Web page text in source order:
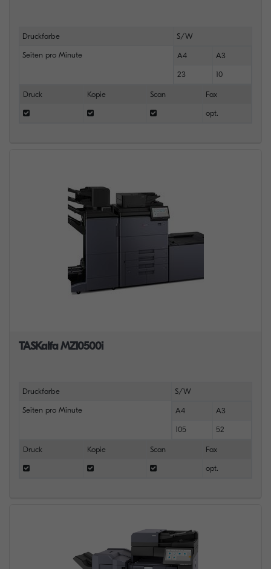
Druckfarbe S/W
Seiten pro Minute A4 A3
23 10
Druck Kopie Scan Fax
opt.
TASKalfa MZ10500i
Druckfarbe S/W
Seiten pro Minute A4 A3
105 52
Druck Kopie Scan Fax
opt.